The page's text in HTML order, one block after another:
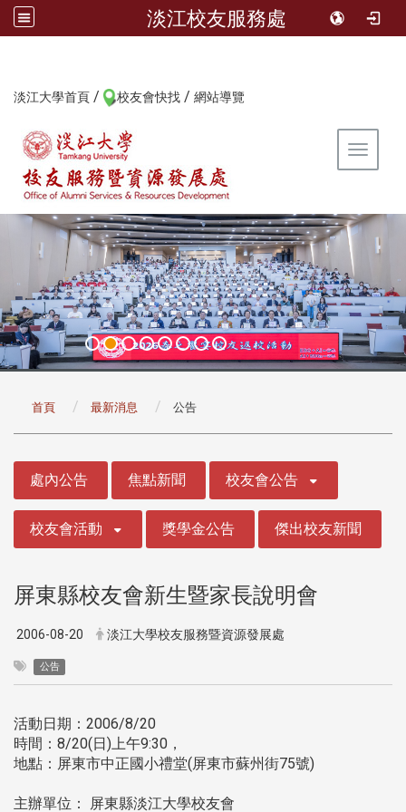
淡江校友服務處
淡江大學首頁 / 校友會快找 / 網站導覽
Toggle
首頁 最新消息 公告
處內公告 焦點新聞 校友會公告
校友會活動 獎學金公告 傑出校友新聞
屏東縣校友會新生暨家長說明會
2006-08-20 淡江大學校友服務暨資源發展處
公告
活動日期：2006/8/20
時間：8/20(日)上午9:30，
地點：屏東市中正國小禮堂(屏東市蘇州街75號)
主辦單位： 屏東縣淡江大學校友會